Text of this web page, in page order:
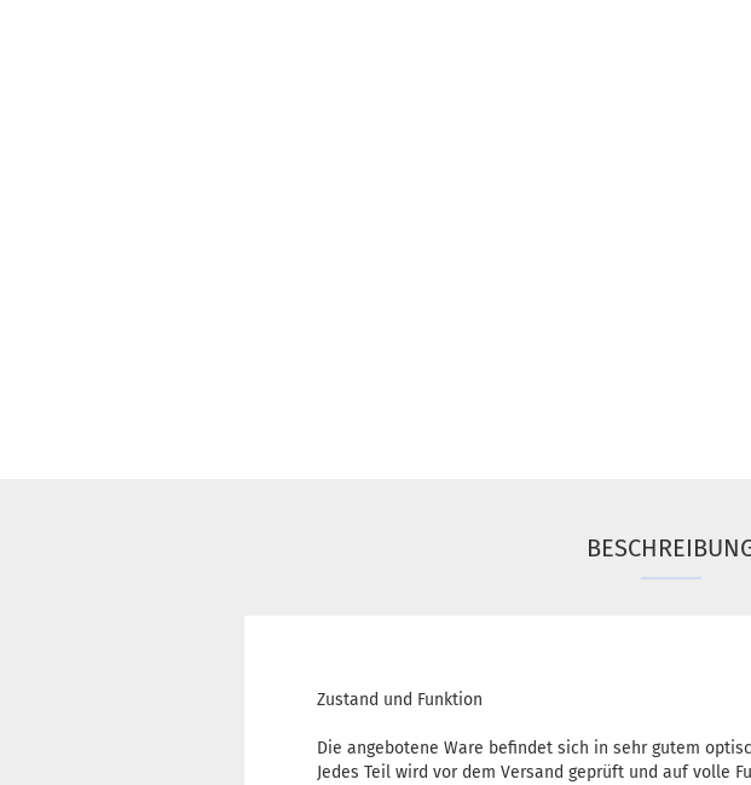
Zustand und Funktion
Die angebotene Ware befindet sich in sehr gutem
Jedes Teil wird vor dem Versand geprüft und auf volle